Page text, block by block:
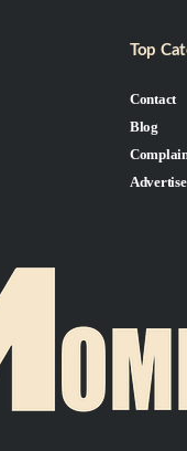
Top
Contact
Blog
Advertise